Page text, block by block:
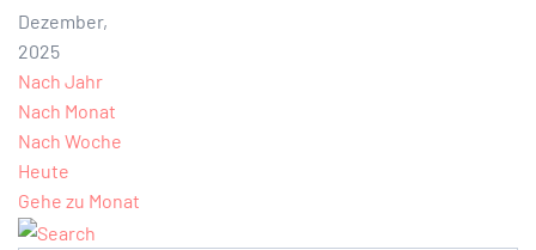
Dezember,
2025
Nach Jahr
Nach Monat
Nach Woche
Heute
Gehe zu Monat